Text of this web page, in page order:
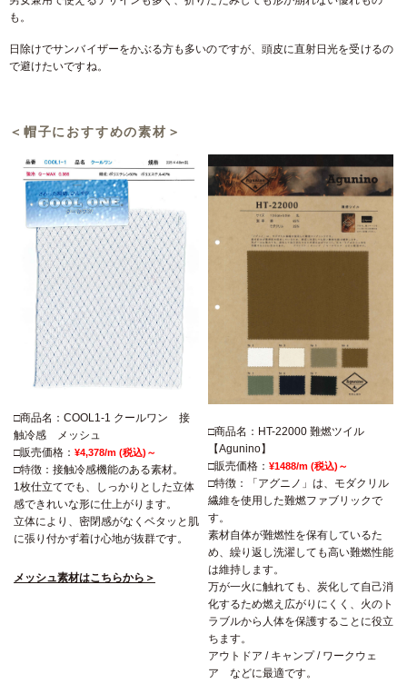
も。
日除けでサンバイザーをかぶる方も多いのですが、頭皮に直射日光を受けるの
で避けたいですね。
＜帽子におすすめの素材＞
□商品名：COOL1-1 クールワン 接
触冷感 メッシュ
□販売価格： ¥4,378/m (税込)～
□特徴：接触冷感機能のある素材。
1枚仕立てでも、しっかりとした立体
感できれいな形に仕上がります。
立体により、密閉感がなくベタッと肌
に張り付かず着け心地が抜群です。
メッシュ素材はこちらから＞
□商品名：HT-22000 難燃ツイル
【Agunino】
□販売価格： ¥1488/m (税込)～
□特徴：「アグニノ」は、モダクリル
繊維を使用した難燃ファブリックで
す。
素材自体が難燃性を保有しているた
め、繰り返し洗濯しても高い難燃性能
は維持します。
万が一火に触れても、炭化して自己消
化するため燃え広がりにくく、火のト
ラブルから人体を保護することに役立
ちます。
アウトドア / キャンプ / ワークウェ
ア などに最適です。